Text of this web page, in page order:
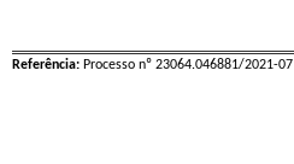
Referência: Processo nº 23064.046881/2021-07